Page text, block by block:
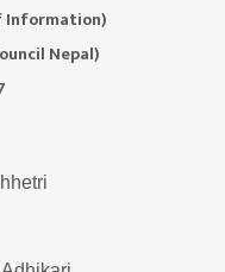
Information)
Nepal)